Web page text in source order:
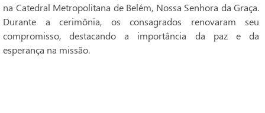
na Catedral Metropolitana de Belém, Nossa Senhora da Graça.
Durante a cerimônia, os consagrados renovaram seu
compromisso, destacando a importância da paz e da
esperança na missão.